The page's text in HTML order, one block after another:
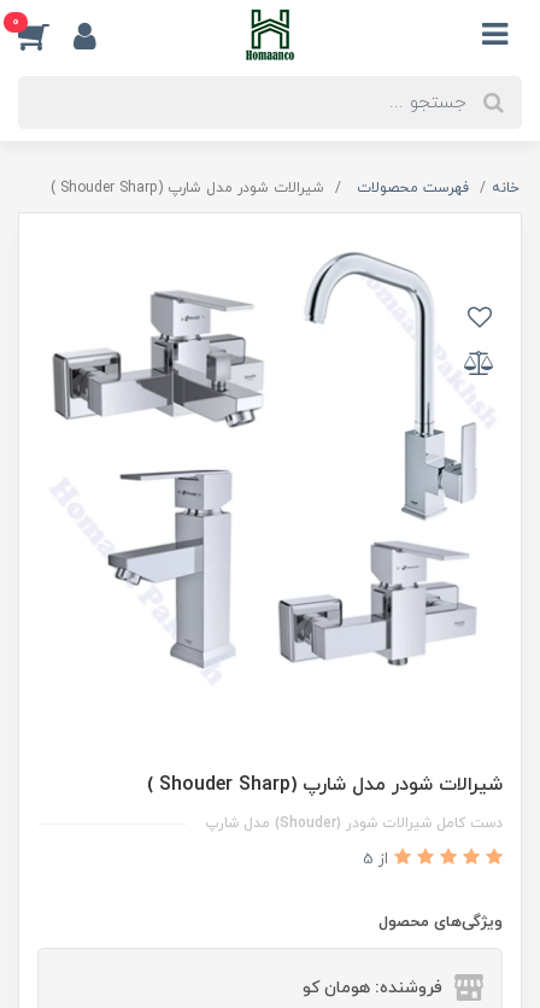
0
خانه فهرست محصولات شیرالات شودر مدل شارپ (Shouder Sharp )
شیرالات شودر مدل شارپ (Shouder Sharp )
دست کامل شیرالات شودر (Shouder) مدل شارپ
از 5
ویژگی‌های محصول
فروشنده: هومان کو